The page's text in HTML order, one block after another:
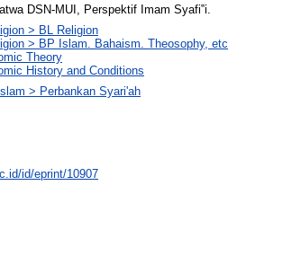
DSN-MUI, Perspektif Imam Syafi‟i.
> BL Religion
> BP Islam. Bahaism. Theosophy, etc
Theory
History and Conditions
> Perbankan Syari'ah
id/eprint/10907